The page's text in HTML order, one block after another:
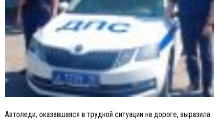
Автоледи, оказавшаяся в трудной ситуации на дороге, выразила